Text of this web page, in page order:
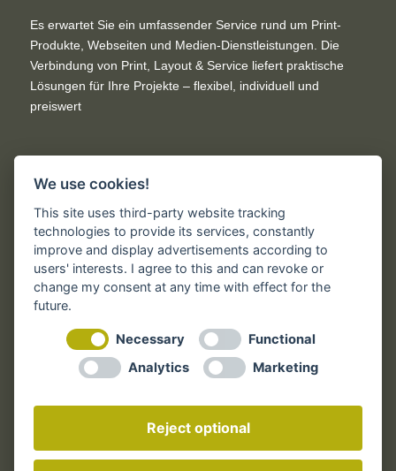
Es erwartet Sie ein umfassender Service rund um Print-
Produkte, Webseiten und Medien-Dienstleistungen. Die
Verbindung von Print, Layout & Service liefert praktische
Lösungen für Ihre Projekte – flexibel, individuell und
preiswert
Rechtliches
Impressum
AGB der Druckindustrie
AGB – Online
Widerrufsbelehrung
Zum Widerrufsformular
We use cookies!
This site uses third-party website tracking
technologies to provide its services, constantly
improve and display advertisements according to
users' interests. I agree to this and can revoke or
change my consent at any time with effect for the
future.
Necessary
Functional
Analytics
Marketing
Reject optional